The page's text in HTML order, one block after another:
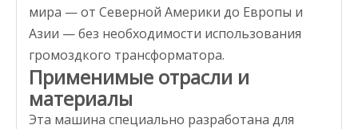
мира — от Северной Америки до Европы и
Азии — без необходимости использования
громоздкого трансформатора.
Применимые отрасли и
материалы
Эта машина специально разработана для